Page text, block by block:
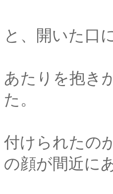
わたしも
と、開いた口
ぞくっと
あたりを抱き
た。
一瞬の浮
付けられたの
の顔が間近に